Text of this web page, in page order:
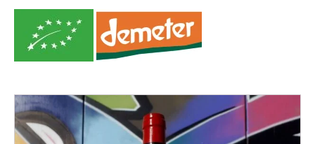
Clos
Jaugueyron,
rouge